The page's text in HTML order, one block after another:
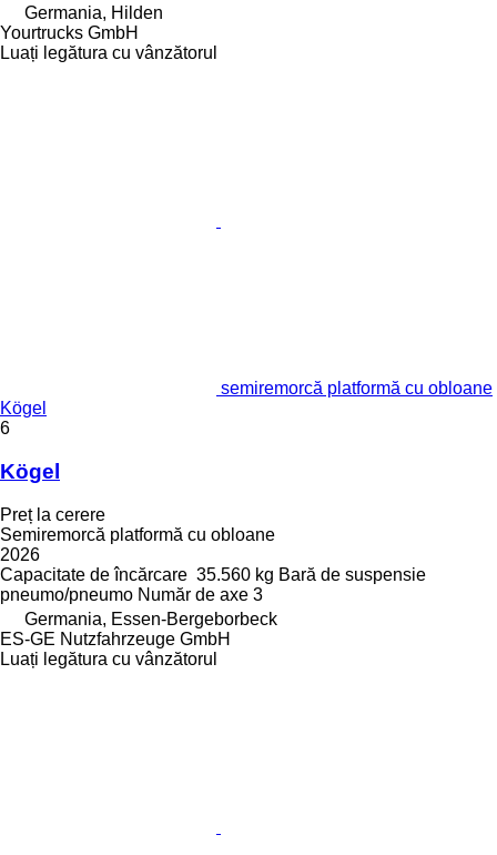
Germania, Hilden
Yourtrucks GmbH
Luați legătura cu vânzătorul
semiremorcă platformă cu obloane
Kögel
6
Kögel
Preț la cerere
Semiremorcă platformă cu obloane
2026
Capacitate de încărcare 35.560 kg Bară de suspensie
pneumo/pneumo Număr de axe 3
Germania, Essen-Bergeborbeck
ES-GE Nutzfahrzeuge GmbH
Luați legătura cu vânzătorul